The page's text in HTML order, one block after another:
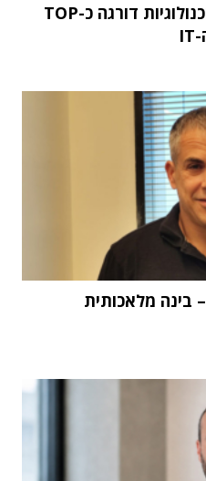
מחקר STKI השנתי: וואן טכנולוגיות דורגה כ-TOP
"העתיד הוא Physical AI – בינה מלאכותית